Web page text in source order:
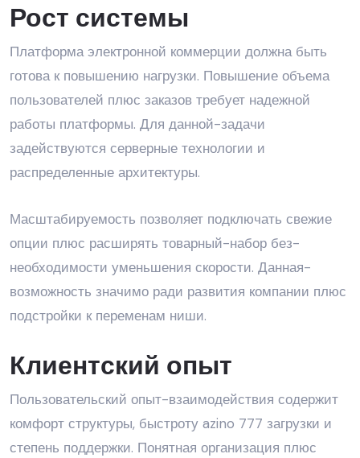
Рост системы
Платформа электронной коммерции должна быть
готова к повышению нагрузки. Повышение объема
пользователей плюс заказов требует надежной
работы платформы. Для данной-задачи
задействуются серверные технологии и
распределенные архитектуры.
Масштабируемость позволяет подключать свежие
опции плюс расширять товарный-набор без-
необходимости уменьшения скорости. Данная-
возможность значимо ради развития компании плюс
подстройки к переменам ниши.
Клиентский опыт
Пользовательский опыт-взаимодействия содержит
комфорт структуры, быстроту azino 777 загрузки и
степень поддержки. Понятная организация плюс